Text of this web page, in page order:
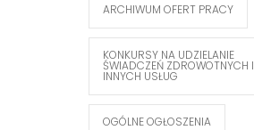
ARCHIWUM OFERT PRACY
KONKURSY NA UDZIELANIE
ŚWIADCZEŃ ZDROWOTNYCH I
INNYCH USŁUG
OGÓLNE OGŁOSZENIA